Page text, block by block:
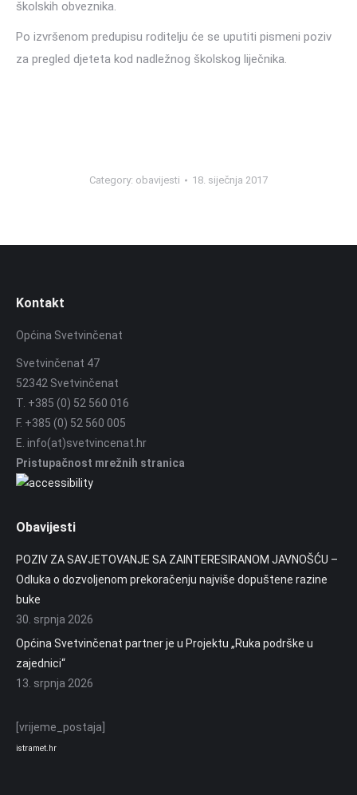
školskih obveznika.
Po izvršenom predupisu roditelju će se uputiti pismeni poziv
za pregled djeteta kod nadležnog školskog liječnika.
Category: obavijesti 18. siječnja 2017
Kontakt
Općina Svetvinčenat
Svetvinčenat 47
52342 Svetvinčenat
T. +385 (0) 52 560 016
F. +385 (0) 52 560 005
E. info(at)svetvincenat.hr
Pristupačnost mrežnih stranica
Obavijesti
POZIV ZA SAVJETOVANJE SA ZAINTERESIRANOM JAVNOŠĆU –
Odluka o dozvoljenom prekoračenju najviše dopuštene razine
buke
30. srpnja 2026
Općina Svetvinčenat partner je u Projektu „Ruka podrške u
zajednici“
13. srpnja 2026
[vrijeme_postaja]
istramet.hr